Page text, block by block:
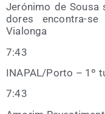
Jeró­ni­mo de
do­res encon­tra-
Vialonga
7:43
INAPAL/​Porto – 1º
7:43